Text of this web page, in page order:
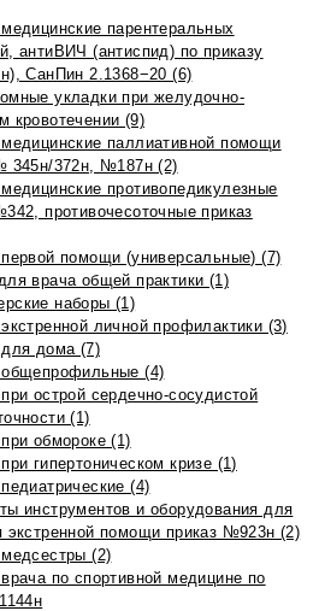
парентеральных
антиВИЧ (антиспид) по приказу
СанПин 2.1368−20 (6)
укладки при желудочно-
кровотечении (9)
паллиативной помощи
345н/372н, №187н (2)
противопедикулезные
противочесоточные приказ
помощи (универсальные) (7)
врача общей практики (1)
наборы (1)
личной профилактики (3)
для дома (7)
общепрофильные (4)
острой сердечно-сосудистой
(1)
обмороке (1)
гипертоническом кризе (1)
(4)
инструментов и оборудования для
экстренной помощи приказ №923н (2)
(2)
по спортивной медицине по